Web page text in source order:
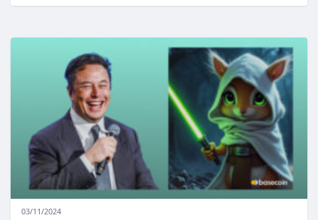
03/11/2024